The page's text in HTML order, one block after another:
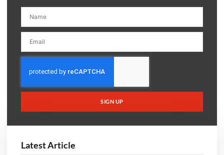
SIGN UP
Latest Article